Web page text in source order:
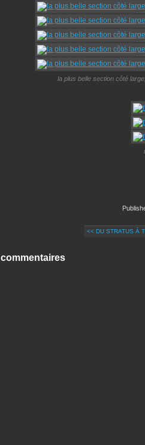
la plus belle section côté
<< DU STRATUS À
commentaires